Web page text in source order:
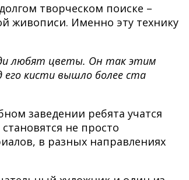
творческом поиске –
живописи. Именно эту технику
любят цветы. Он так этим
его кисти вышло более ста
заведении ребята учатся
не просто
в разных направлениях